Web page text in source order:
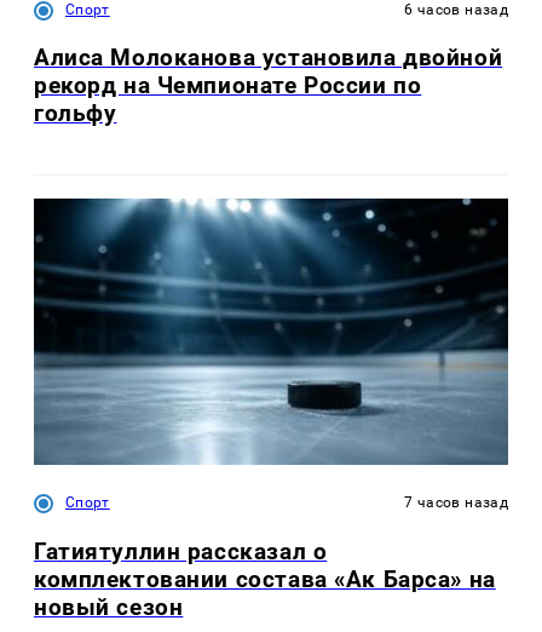
Спорт 6 часов назад
Алиса Молоканова установила двойной
рекорд на Чемпионате России по
гольфу
Спорт 7 часов назад
Гатиятуллин рассказал о
комплектовании состава «Ак Барса» на
новый сезон